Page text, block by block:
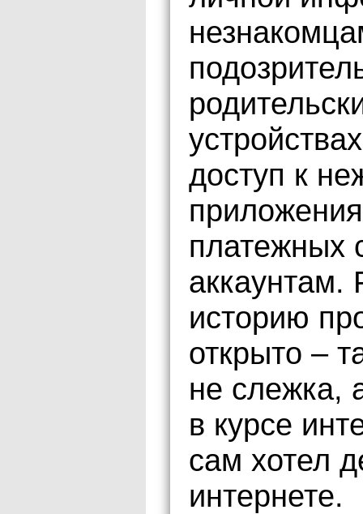
доступ к
платежных
аккаунтам.
историю
открыто –
не слежка,
в курсе
сам хотел
интернете.